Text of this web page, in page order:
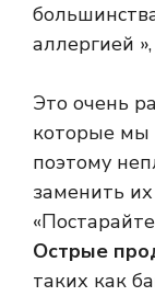
аллергией
Это очень
которые мы
поэтому
заменить
Острые
таких как